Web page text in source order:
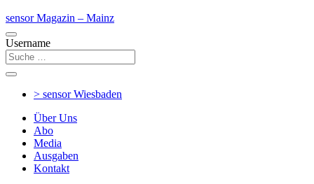
sensor Magazin – Mainz
Username
> sensorWiesbaden
Über Uns
Abo
Media
Ausgaben
Kontakt